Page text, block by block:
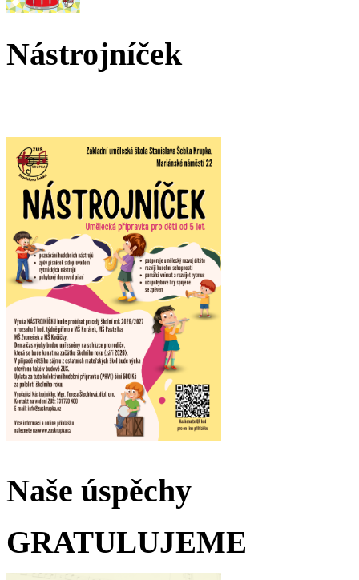
Nástrojníček
Naše úspěchy
GRATULUJEME